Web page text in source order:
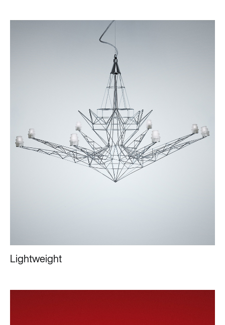
Lightweight